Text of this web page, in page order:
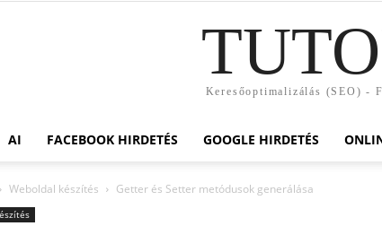
Keresőoptimalizálás (SEO) -
AI FACEBOOK HIRDETÉS GOOGLE HIRDETÉS
Weboldal készítés Getter és Setter metódusok generálása